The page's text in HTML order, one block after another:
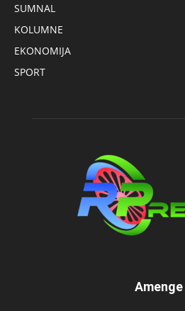
SUMNAL
KOLUMNE
EKONOMIJA
SPORT
Amenge